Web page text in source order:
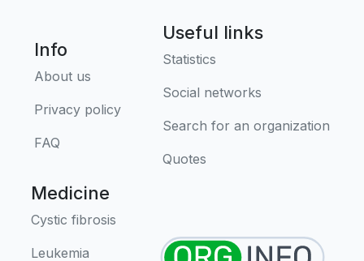
Info
About us
Privacy policy
FAQ
Useful links
Statistics
Social networks
Search for an organization
Quotes
Medicine
Cystic fibrosis
Leukemia